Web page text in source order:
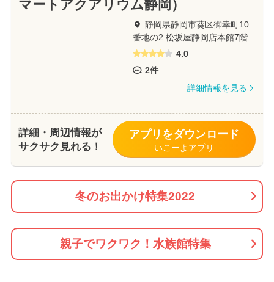
マートアクアリウム静岡）
静岡県静岡市葵区御幸町10
番地の2 松坂屋静岡店本館7階
4.0
2件
詳細情報を見る
詳細・周辺情報が
サクサク見れる！
アプリをダウンロード
いこーよアプリ
冬のお出かけ特集2022
親子でワクワク！水族館特集